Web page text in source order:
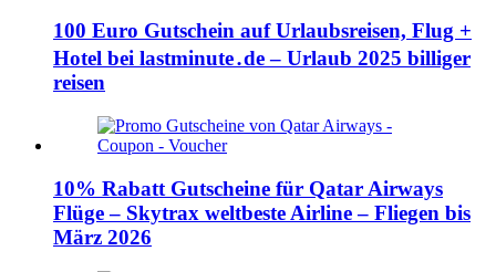
100 Euro Gutschein auf Urlaubsreisen, Flug +
Hotel bei lastminute․de – Urlaub 2025 billiger
reisen
10% Rabatt Gutscheine für Qatar Airways
Flüge – Skytrax weltbeste Airline – Fliegen bis
März 2026